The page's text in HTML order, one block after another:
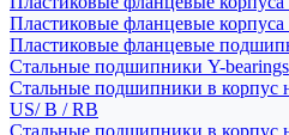
Пластиковые фланцевые корпуса
Пластиковые фланцевые
Стальные подшипники Y-bearings
Стальные подшипники в корпус
US/ B / RB
Стальные подшипники в корпус